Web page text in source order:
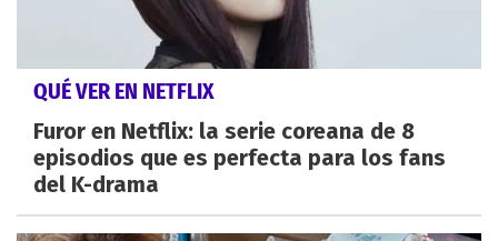
QUÉ VER EN NETFLIX
Furor en Netflix: la serie coreana de 8
episodios que es perfecta para los fans
del K-drama